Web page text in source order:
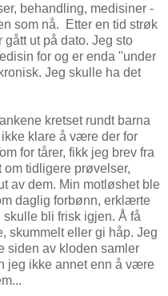
behandling, medisiner -
som nå. Etter en tid strøk
ut på dato. Jeg sto
for og er enda "under
Jeg skulle ha det
kretset rundt barna
klare å være der for
for tårer, fikk jeg brev fra
om tidligere prøvelser,
av dem. Min motløshet ble
daglig forbønn, erklærte
bli frisk igjen. Å få
skummelt eller gi håp. Jeg
siden av kloden samler
jeg ikke annet enn å være